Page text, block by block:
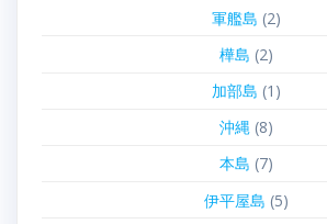
軍艦島 (2)
樺島 (2)
加部島 (1)
沖縄(8)
本島 (7)
伊平屋島 (5)